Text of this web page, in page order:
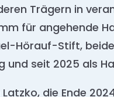
Trägern in
für angehende
Hörauf-Stift,
und seit 2025 als
die Ende